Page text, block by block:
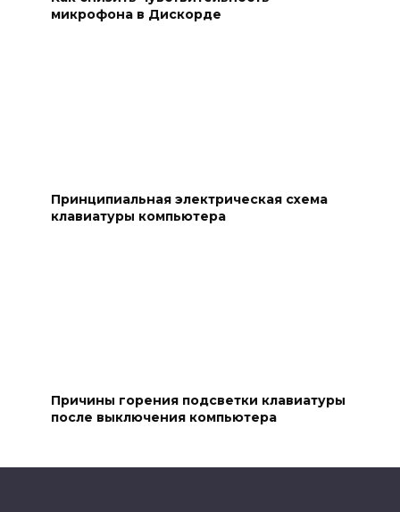
микрофона в Дискорде
Принципиальная электрическая схема
клавиатуры компьютера
Причины горения подсветки клавиатуры
после выключения компьютера